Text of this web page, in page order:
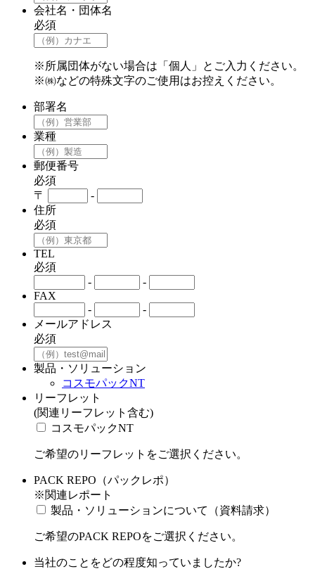
会社名・団体名
必須
※所属団体がない場合は「個人」とご入力ください。
※㈱などの特殊文字のご使用はお控えください。
部署名
業種
郵便番号
必須
〒
-
住所
必須
TEL
必須
-
-
FAX
-
-
メールアドレス
必須
製品・ソリューション
コスモパックNT
リーフレット
(関連リーフレット含む)
コスモパックNT
ご希望のリーフレットをご選択ください。
PACK REPO（パックレポ）
※関連レポート
製品・ソリューションについて（資料請求）
ご希望のPACK REPOをご選択ください。
当社のことをどの程度知っていましたか?